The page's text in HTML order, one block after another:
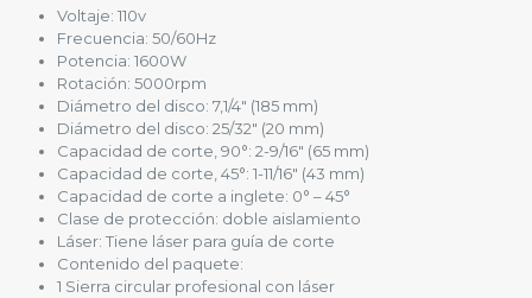
Voltaje: 110v
Frecuencia: 50/60Hz
Potencia: 1600W
Rotación: 5000rpm
Diámetro del disco: 7,1/4″ (185 mm)
Diámetro del disco: 25/32″ (20 mm)
Capacidad de corte, 90°: 2-9/16″ (65 mm)
Capacidad de corte, 45°: 1-11/16″ (43 mm)
Capacidad de corte a inglete: 0° – 45°
Clase de protección: doble aislamiento
Láser: Tiene láser para guía de corte
Contenido del paquete:
1 Sierra circular profesional con láser